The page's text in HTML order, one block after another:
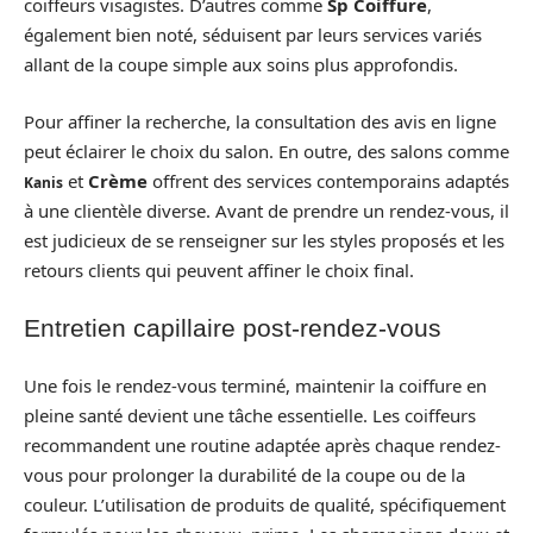
coiffeurs visagistes. D’autres comme Sp Coiffure,
également bien noté, séduisent par leurs services variés
allant de la coupe simple aux soins plus approfondis.
Pour affiner la recherche, la consultation des avis en ligne
peut éclairer le choix du salon. En outre, des salons comme
Kanis et Crème offrent des services contemporains adaptés
à une clientèle diverse. Avant de prendre un rendez-vous, il
est judicieux de se renseigner sur les styles proposés et les
retours clients qui peuvent affiner le choix final.
Entretien capillaire post-rendez-vous
Une fois le rendez-vous terminé, maintenir la coiffure en
pleine santé devient une tâche essentielle. Les coiffeurs
recommandent une routine adaptée après chaque rendez-
vous pour prolonger la durabilité de la coupe ou de la
couleur. L’utilisation de produits de qualité, spécifiquement